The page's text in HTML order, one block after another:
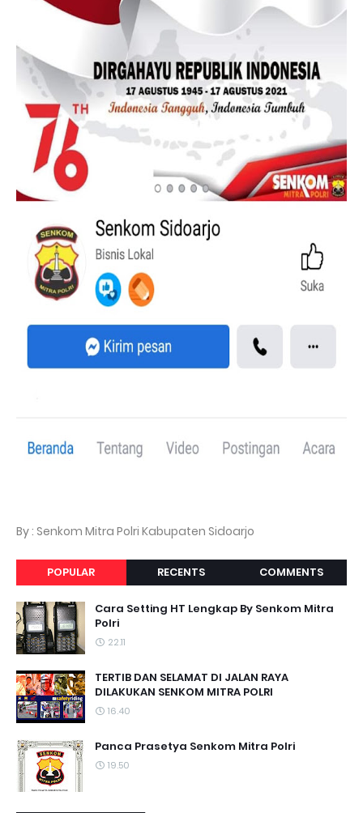
By : Senkom Mitra Polri Kabupaten Sidoarjo
POPULAR RECENTS COMMENTS
Cara Setting HT Lengkap By Senkom Mitra
Polri
22.11
TERTIB DAN SELAMAT DI JALAN RAYA
DILAKUKAN SENKOM MITRA POLRI
16.40
Panca Prasetya Senkom Mitra Polri
19.50